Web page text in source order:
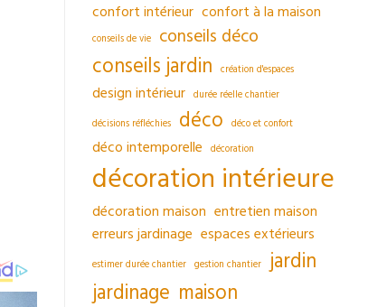
confort intérieur confort à la maison
conseils de vie conseils déco
conseils jardin création d'espaces
design intérieur durée réelle chantier
décisions réfléchies déco déco et confort
déco intemporelle décoration
décoration intérieure
décoration maison entretien maison
erreurs jardinage espaces extérieurs
estimer durée chantier gestion chantier
jardin
jardinage maison